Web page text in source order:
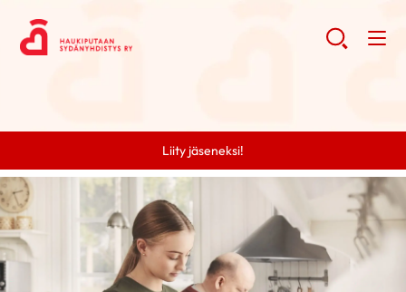
Liity jäseneksi!